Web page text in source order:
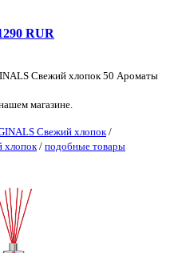
RUR
Свежий хлопок 50 Ароматы
магазине.
Свежий хлопок/
хлопок/ подобные товары